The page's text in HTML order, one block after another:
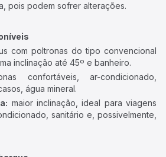
pois podem sofrer alterações.
com poltronas do tipo convencional
inclinação até 45º e banheiro.
confortáveis, ar-condicionado,
água mineral.
maior inclinação, ideal para viagens
sanitário e, possivelmente,